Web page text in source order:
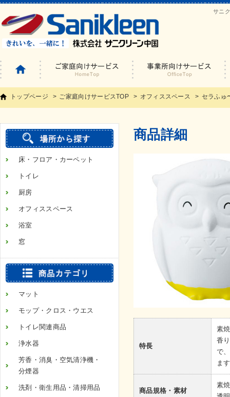
サニ
トップページ ご家庭向けサービスTOP オフィススペース セラふゅ
床・フロア・カーペット
トイレ
厨房
オフィススペース
浴室
窓
マット
モップ・クロス・ウエス
トイレ関連商品
浄水器
芳香・消臭・空気清浄機・
分煙器
洗剤・衛生用品・清掃用品
商品詳細
特長
素
香
で
ま
商品規格・素材
素